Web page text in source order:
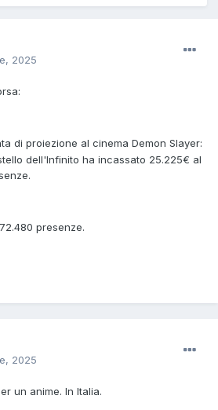
2025
di proiezione al cinema Demon Slayer:
dell'Infinito ha incassato 25.225€ al
presenze.
2025
un anime. In Italia.